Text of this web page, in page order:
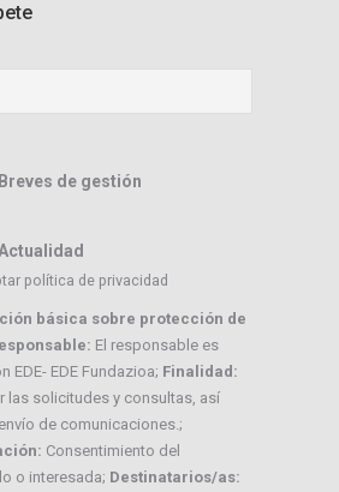
de gestión
política de privacidad
básica sobre protección de
El responsable es
EDE- EDE Fundazioa; Finalidad:
las solicitudes y consultas, así
de comunicaciones.;
Consentimiento del
o interesada; Destinatarios/as: